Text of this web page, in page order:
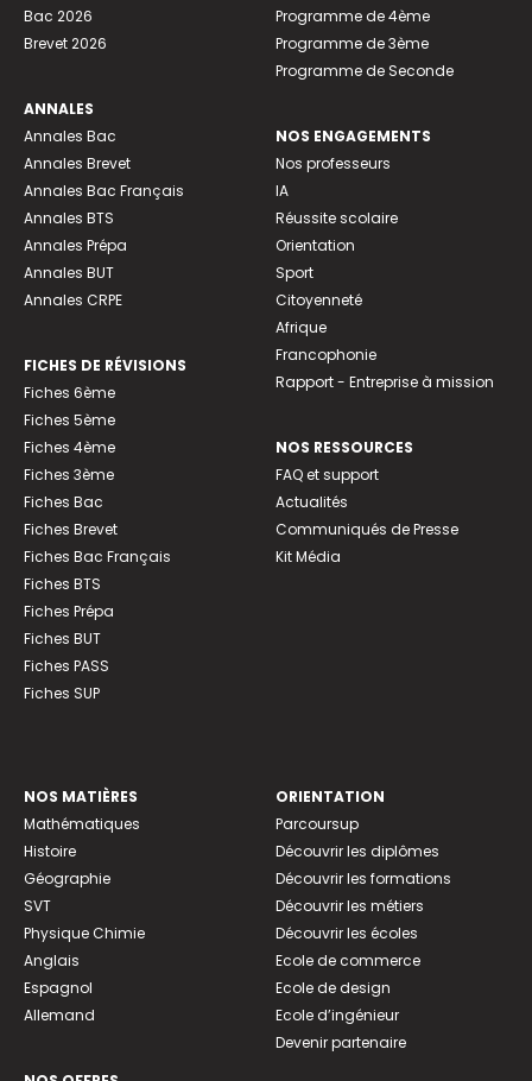
Bac 2026
Brevet 2026
ANNALES
Annales Bac
Annales Brevet
Annales Bac Français
Annales BTS
Annales Prépa
Annales BUT
Annales CRPE
FICHES DE RÉVISIONS
Fiches 6ème
Fiches 5ème
Fiches 4ème
Fiches 3ème
Fiches Bac
Fiches Brevet
Fiches Bac Français
Fiches BTS
Fiches Prépa
Fiches BUT
Fiches PASS
Fiches SUP
Programme de 4ème
Programme de 3ème
Programme de Seconde
NOS ENGAGEMENTS
Nos professeurs
IA
Réussite scolaire
Orientation
Sport
Citoyenneté
Afrique
Francophonie
Rapport - Entreprise à mission
NOS RESSOURCES
FAQ et support
Actualités
Communiqués de Presse
Kit Média
NOS MATIÈRES
Mathématiques
Histoire
Géographie
SVT
Physique Chimie
Anglais
Espagnol
Allemand
ORIENTATION
Parcoursup
Découvrir les diplômes
Découvrir les formations
Découvrir les métiers
Découvrir les écoles
Ecole de commerce
Ecole de design
Ecole d’ingénieur
Devenir partenaire